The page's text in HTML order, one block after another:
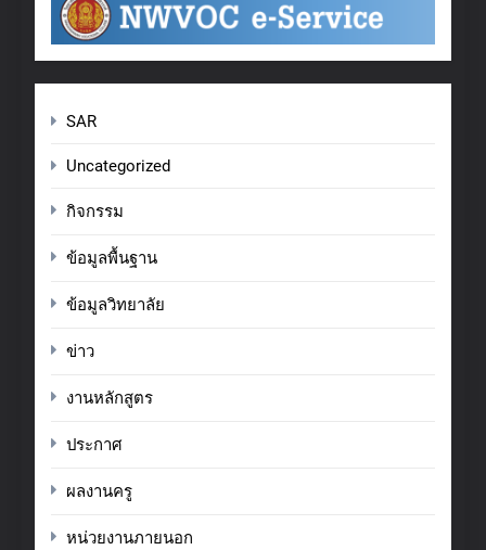
SAR
Uncategorized
กิจกรรม
ข้อมูลพื้นฐาน
ข้อมูลวิทยาลัย
ข่าว
งานหลักสูตร
ประกาศ
ผลงานครู
หน่วยงานภายนอก